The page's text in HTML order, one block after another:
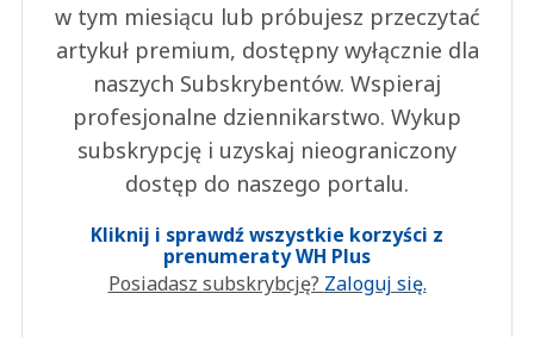
w tym miesiącu lub próbujesz przeczytać
artykuł premium, dostępny wyłącznie dla
naszych Subskrybentów. Wspieraj
profesjonalne dziennikarstwo. Wykup
subskrypcję i uzyskaj nieograniczony
dostęp do naszego portalu.
Kliknij i sprawdź wszystkie korzyści z
prenumeraty WH Plus
Posiadasz subskrybcję? Zaloguj się.